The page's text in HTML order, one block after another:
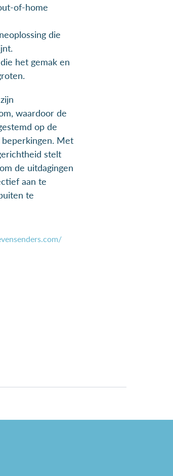
of-home
die
het gemak en
waardoor de
op de
Met
stelt
de uitdagingen
aan te
te